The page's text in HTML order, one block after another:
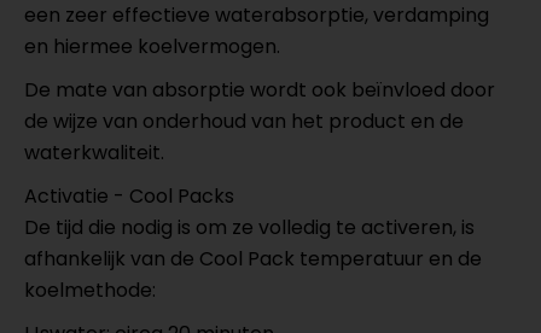
een zeer effectieve waterabsorptie, verdamping
en hiermee koelvermogen.
De mate van absorptie wordt ook beïnvloed door
de wijze van onderhoud van het product en de
waterkwaliteit.
Activatie - Cool Packs
De tijd die nodig is om ze volledig te activeren, is
afhankelijk van de Cool Pack temperatuur en de
koelmethode: